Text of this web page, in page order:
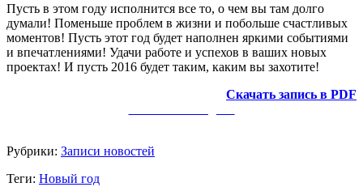
Пусть в этом году исполнится все то, о чем вы там долго
думали! Поменьше проблем в жизни и побольше счастливых
моментов! Пусть этот год будет наполнен яркими событиями
и впечатлениями! Удачи работе и успехов в ваших новых
проектах! И пусть 2016 будет таким, каким вы захотите!
Скачать запись в PDF
Рубрики: Записи новостей
Теги: Новый год